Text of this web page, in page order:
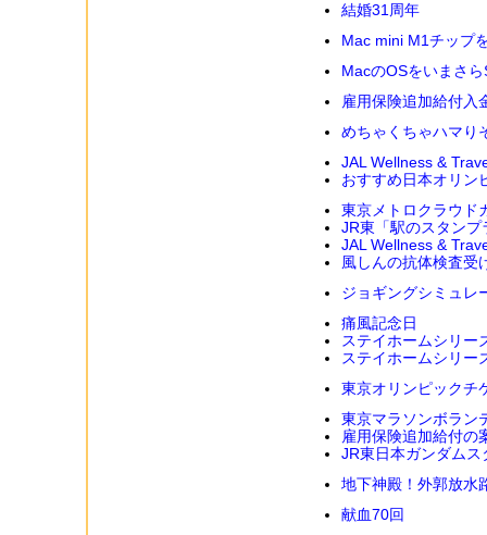
結婚31周年
Mac mini M1チップ
MacのOSをいまさ
雇用保険追加給付入
めちゃくちゃハマり
JAL Wellness &
おすすめ日本オリン
東京メトロクラウド
JR東「駅のスタンプ
JAL Wellness &
風しんの抗体検査受
ジョギングシミュレ
痛風記念日
ステイホームシリー
ステイホームシリー
東京オリンピックチ
東京マラソンボラン
雇用保険追加給付の
JR東日本ガンダム
地下神殿！外郭放水
献血70回